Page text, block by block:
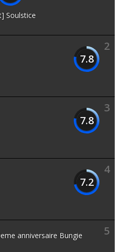
Soulstice
2
7.8
3
7.8
4
7.2
5
anniversaire Bungie